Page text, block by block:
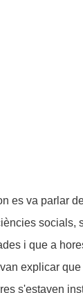
es va parlar
socials,
i que a
explicar
s'estaven